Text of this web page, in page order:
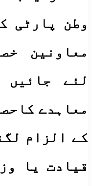
وطن پارٹی
معاونین
لئے
معاہدے
کے الزام
قیادت یا